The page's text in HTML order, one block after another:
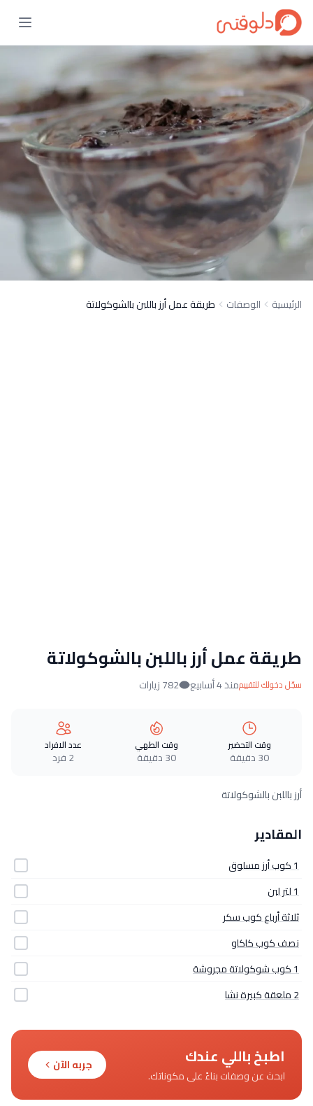
الرئيسية الوصفات طريقة عمل أرز باللبن بالشوكولاتة
طريقة عمل أرز باللبن بالشوكولاتة
سجّل دخولك للتقييممنذ 4 أسابيع 782 زيارات
وقت التحضير
30 دقيقة
وقت الطهي
30 دقيقة
عدد الافراد
2 فرد
أرز باللبن بالشوكولاتة
المقادير
1 كوب أرز مسلوق
1 لتر لبن
ثلاثة أرباع كوب سكر
نصف كوب كاكاو
1 كوب شوكولاتة مجروشة
2 ملعقة كبيرة نشا
اطبخ باللي عندك
ابحث عن وصفات بناءً على مكوناتك.
جربه الآن